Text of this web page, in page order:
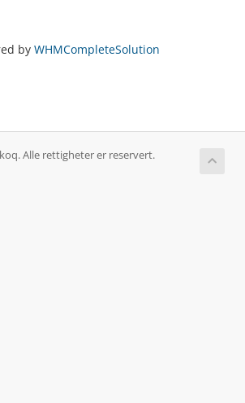
by WHMCompleteSolution
Alle rettigheter er reservert.